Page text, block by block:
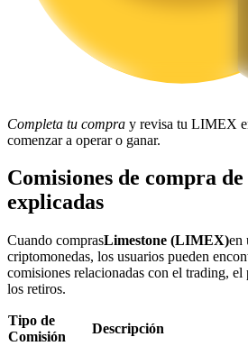
Launchpool
Participación flexible para ganar
Inversiones exclusivas para
Completa tu compra y revisa tu LIMEX
comenzar a operar o ganar.
Comisiones de compra
explicadas
Cuando comprasLimestone (LIMEX)en
criptomonedas, los usuarios pueden
comisiones relacionadas con el trading, el
los retiros.
Tipo de
Comisión
Descripción